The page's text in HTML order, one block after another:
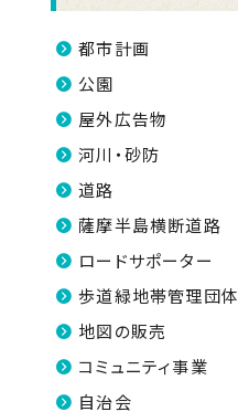
都市計画
公園
屋外広告物
河川・砂防
道路
薩摩半島横断道路
ロードサポーター
歩道緑地帯管理団体
地図の販売
コミュニティ事業
自治会